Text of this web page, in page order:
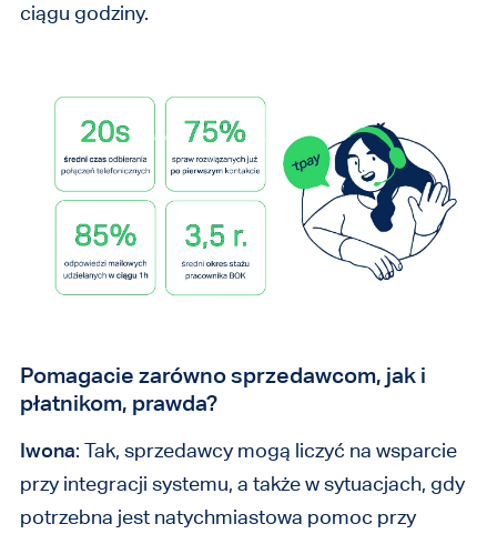
ciągu godziny.
Pomagacie zarówno sprzedawcom, jak i
płatnikom, prawda?
Iwona: Tak, sprzedawcy mogą liczyć na wsparcie
przy integracji systemu, a także w sytuacjach, gdy
potrzebna jest natychmiastowa pomoc przy